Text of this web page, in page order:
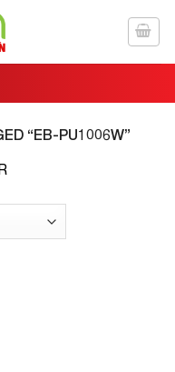
“EB-PU1006W”